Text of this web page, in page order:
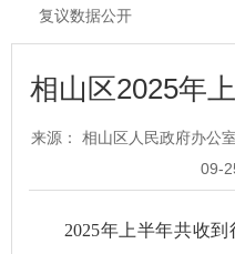
复议数据公开
相山区2025年
来源： 相山区人民政府办公室
09-
2025年上半年共收